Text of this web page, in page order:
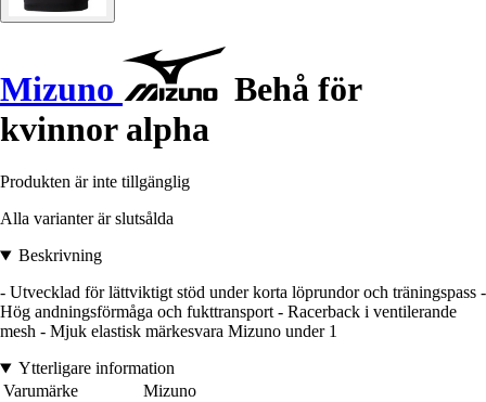
Mizuno
Behå för
kvinnor alpha
Produkten är inte tillgänglig
Alla varianter är slutsålda
Beskrivning
- Utvecklad för lättviktigt stöd under korta löprundor och träningspass -
Hög andningsförmåga och fukttransport - Racerback i ventilerande
mesh - Mjuk elastisk märkesvara Mizuno under 1
Ytterligare information
Varumärke
Mizuno